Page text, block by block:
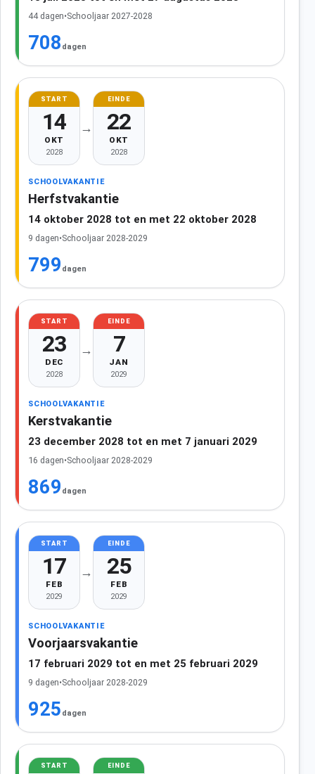
44 dagen•Schooljaar 2027-2028
708 dagen
START
14
OKT
2028
→
EINDE
22
OKT
2028
SCHOOLVAKANTIE
Herfstvakantie
14 oktober 2028 tot en met 22 oktober 2028
9 dagen•Schooljaar 2028-2029
799 dagen
START
23
DEC
2028
→
EINDE
7
JAN
2029
SCHOOLVAKANTIE
Kerstvakantie
23 december 2028 tot en met 7 januari 2029
16 dagen•Schooljaar 2028-2029
869 dagen
START
17
FEB
2029
→
EINDE
25
FEB
2029
SCHOOLVAKANTIE
Voorjaarsvakantie
17 februari 2029 tot en met 25 februari 2029
9 dagen•Schooljaar 2028-2029
925 dagen
START EINDE